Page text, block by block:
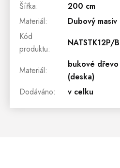
Šířka:
200 cm
Materiál:
Dubový masiv
Kód
produktu:
NATSTK12P/B
Materiál:
bukové
(deska)
Dodáváno: v celku